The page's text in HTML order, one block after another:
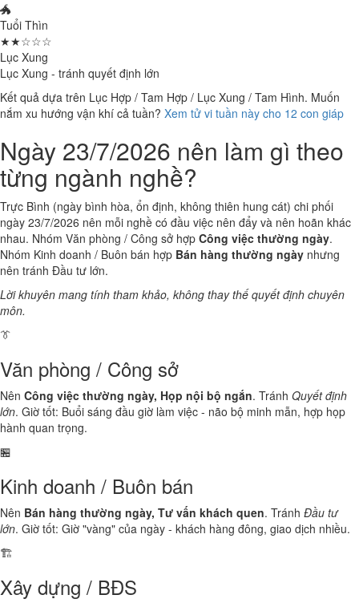
🐲
Tuổi Thìn
★★☆☆☆
Lục Xung
Lục Xung - tránh quyết định lớn
Kết quả dựa trên Lục Hợp / Tam Hợp / Lục Xung / Tam Hình. Muốn
nắm xu hướng vận khí cả tuần? Xem tử vi tuần này cho 12 con giáp
Ngày 23/7/2026 nên làm gì theo
từng ngành nghề?
Trực Bình (ngày bình hòa, ổn định, không thiên hung cát) chi phối
ngày 23/7/2026 nên mỗi nghề có đầu việc nên đẩy và nên hoãn khác
nhau. Nhóm Văn phòng / Công sở hợp Công việc thường ngày.
Nhóm Kinh doanh / Buôn bán hợp Bán hàng thường ngày nhưng
nên tránh Đầu tư lớn.
Lời khuyên mang tính tham khảo, không thay thế quyết định chuyên
môn.
👔
Văn phòng / Công sở
Nên Công việc thường ngày, Họp nội bộ ngắn. Tránh Quyết định
lớn. Giờ tốt: Buổi sáng đầu giờ làm việc - não bộ minh mẫn, hợp họp
hành quan trọng.
🏪
Kinh doanh / Buôn bán
Nên Bán hàng thường ngày, Tư vấn khách quen. Tránh Đầu tư
lớn. Giờ tốt: Giờ "vàng" của ngày - khách hàng đông, giao dịch nhiều.
🏗️
Xây dựng / BĐS